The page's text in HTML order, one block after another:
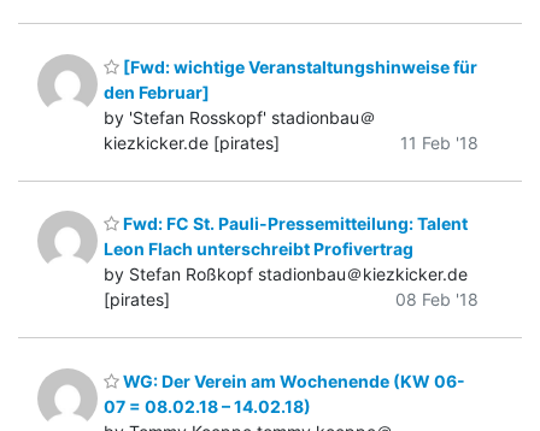
[Fwd: wichtige Veranstaltungshinweise für
den Februar]
by 'Stefan Rosskopf' stadionbau＠
kiezkicker.de [pirates]
11 Feb '18
Fwd: FC St. Pauli-Pressemitteilung: Talent
Leon Flach unterschreibt Profivertrag
by Stefan Roßkopf stadionbau＠kiezkicker.de
[pirates]
08 Feb '18
WG: Der Verein am Wochenende (KW 06-
07 = 08.02.18 – 14.02.18)